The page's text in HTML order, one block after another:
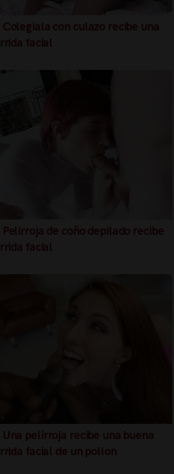
Colegiala con culazo recibe una
facial
Pelirroja de coño depilado recibe
facial
Una pelirroja recibe una buena
facial de un pollon